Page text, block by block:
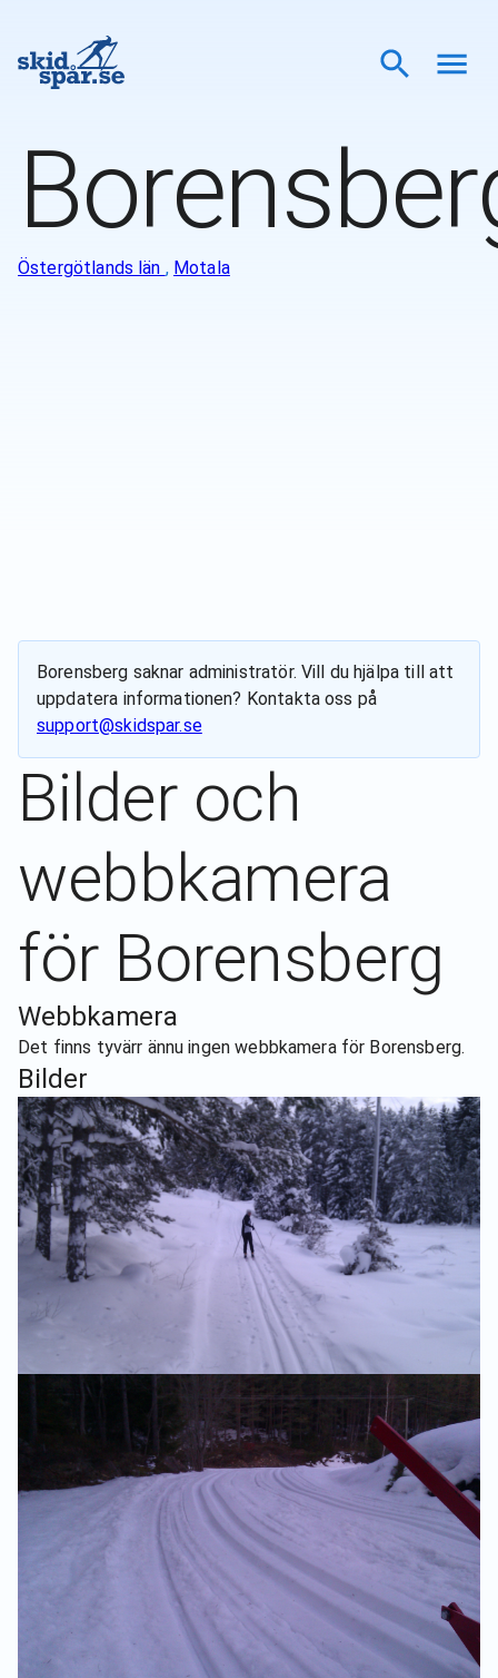
Östergötlands län , Motala
Borensberg saknar administratör. Vill du hjälpa till att
uppdatera informationen? Kontakta oss på
support@skidspar.se
Bilder och
webbkamera
för Borensberg
Webbkamera
Det finns tyvärr ännu ingen webbkamera för Borensberg.
Bilder